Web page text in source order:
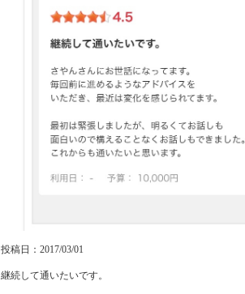
投稿日：2017/03/01
継続して通いたいです。